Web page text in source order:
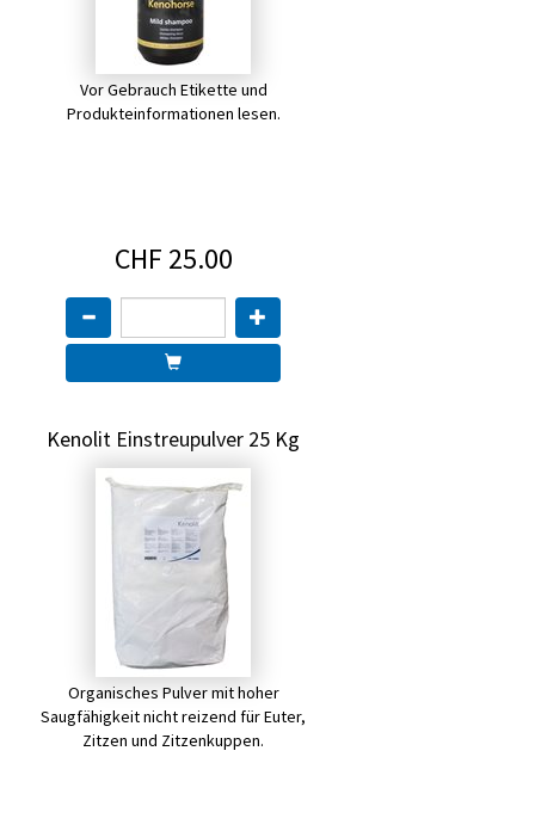
Vor Gebrauch Etikette und
Produkteinformationen lesen.
CHF 25.00
Kenolit Einstreupulver 25 Kg
Organisches Pulver mit hoher
Saugfähigkeit nicht reizend für Euter,
Zitzen und Zitzenkuppen.